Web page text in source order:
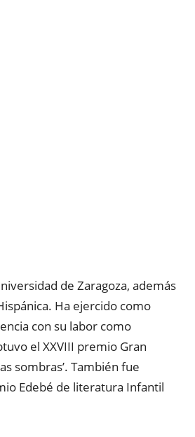
de Zaragoza, además
Ha ejercido como
con su labor como
el XXVIII premio Gran
sombras’. También fue
Edebé de literatura Infantil